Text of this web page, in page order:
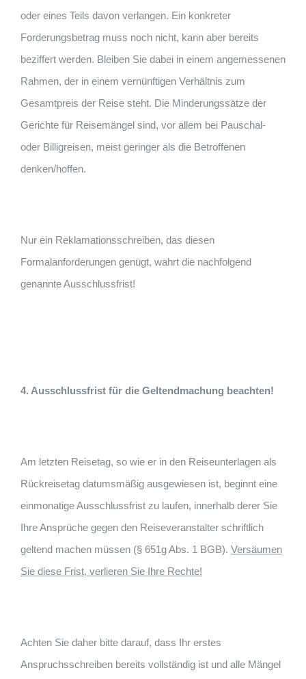
oder eines Teils davon verlangen. Ein konkreter
Forderungsbetrag muss noch nicht, kann aber bereits
beziffert werden. Bleiben Sie dabei in einem angemessenen
Rahmen, der in einem vernünftigen Verhältnis zum
Gesamtpreis der Reise steht. Die Minderungssätze der
Gerichte für Reisemängel sind, vor allem bei Pauschal-
oder Billigreisen, meist geringer als die Betroffenen
denken/hoffen.
Nur ein Reklamationsschreiben, das diesen
Formalanforderungen genügt, wahrt die nachfolgend
genannte Ausschlussfrist!
4. Ausschlussfrist für die Geltendmachung beachten!
Am letzten Reisetag, so wie er in den Reiseunterlagen als
Rückreisetag datumsmäßig ausgewiesen ist, beginnt eine
einmonatige Ausschlussfrist zu laufen, innerhalb derer Sie
Ihre Ansprüche gegen den Reiseveranstalter schriftlich
geltend machen müssen (§ 651g Abs. 1 BGB). Versäumen
Sie diese Frist, verlieren Sie Ihre Rechte!
Achten Sie daher bitte darauf, dass Ihr erstes
Anspruchsschreiben bereits vollständig ist und alle Mängel